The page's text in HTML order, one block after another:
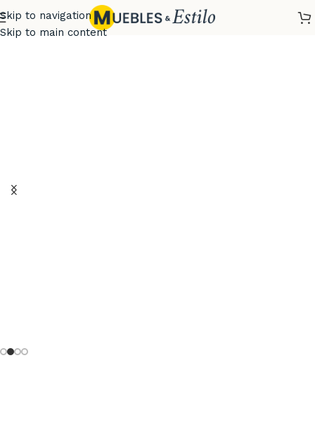
Skip to navigation
Skip to main content